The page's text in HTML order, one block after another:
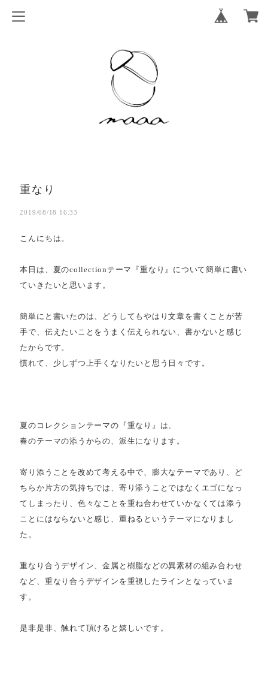
重なり
2019/08/18 16:33
こんにちは。
本日は、夏のcollectionテーマ『重なり』について簡単に書い
ていきたいと思います。
簡単にと書いたのは、どうしてもやはり文章を書くことが苦
手で、伝えたいことをうまく伝えられない、書かないと感じ
たからです。
慣れて、少しずつ上手くなりたいと思う日々です。
夏のコレクションテーマの『重なり』は、
春のテーマの添うからの、派生になります。
寄り添うことを改めて考える中で、膨大なテーマであり、ど
ちらか片方の気持ちでは、寄り添うことではなくエゴになっ
てしまったり、色々なことを重ね合わせていかなくては添う
ことにはならないと感じ、重ねるというテーマになりまし
た。
重なり合うデザイン、金属と樹脂などの異素材の組み合わせ
など、重なり合うデザインを重視したラインとなっていま
す。
是非是非、触れて頂けると嬉しいです。